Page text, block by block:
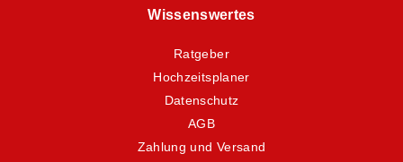
Wissenswertes
Ratgeber
Hochzeitsplaner
Datenschutz
AGB
Zahlung und Versand